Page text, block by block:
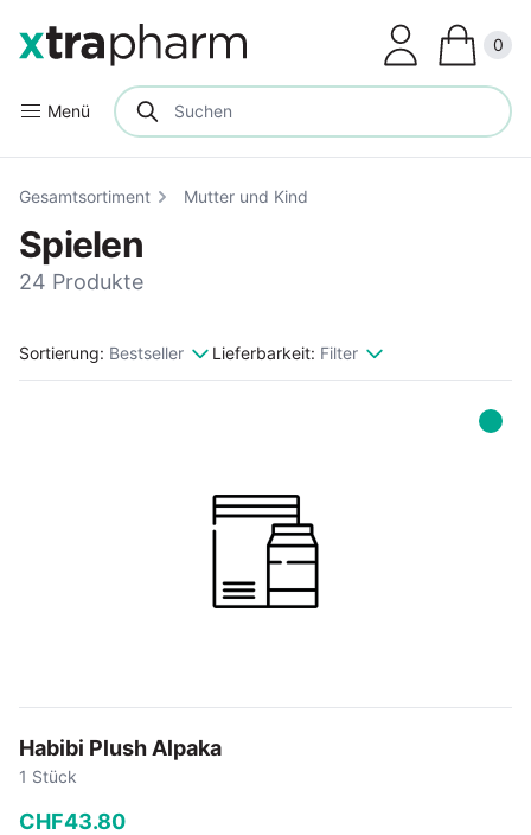
Menü
0
Gesamtsortiment Mutter und Kind
Spielen
24 Produkte
Sortierung: Bestseller Lieferbarkeit: Filter
Habibi Plush Alpaka
1 Stück
CHF43.80